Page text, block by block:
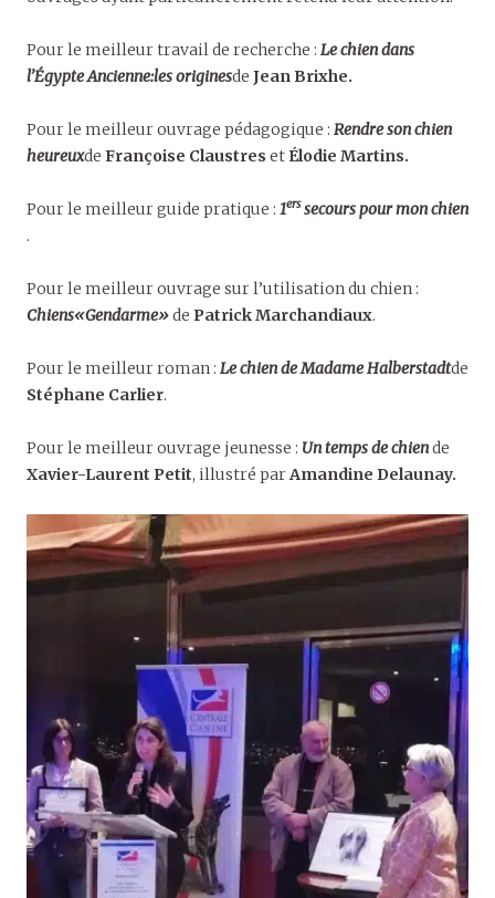
Pour le meilleur travail de recherche : Le chien dans
l’Égypte Ancienne:les originesde Jean Brixhe.
Pour le meilleur ouvrage pédagogique : Rendre son chien
heureuxde Françoise Claustres et Élodie Martins.
Pour le meilleur guide pratique : 1erssecours pour mon chien
.
Pour le meilleur ouvrage sur l’utilisation du chien :
Chiens«Gendarme»de Patrick Marchandiaux.
Pour le meilleur roman : Le chien de Madame Halberstadtde
Stéphane Carlier.
Pour le meilleur ouvrage jeunesse : Un temps de chiende
Xavier-Laurent Petit, illustré parAmandine Delaunay.